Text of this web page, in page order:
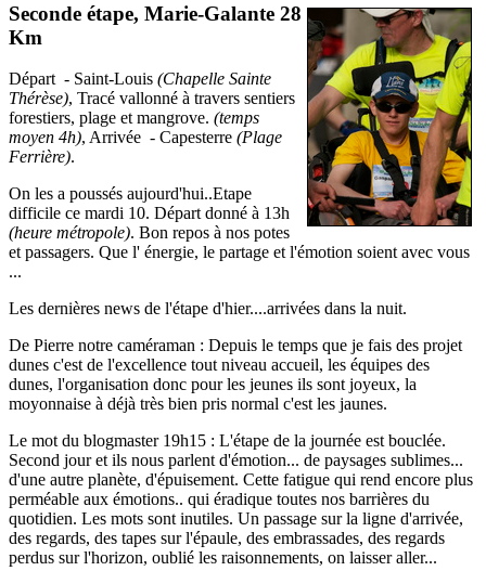
Seconde étape, Marie-Galante 28
Km
Départ - Saint-Louis (Chapelle Sainte
Thérèse), Tracé vallonné à travers sentiers
forestiers, plage et mangrove. (temps
moyen 4h), Arrivée - Capesterre (Plage
Ferrière).
On les a poussés aujourd'hui..Etape
difficile ce mardi 10. Départ donné à 13h
(heure métropole). Bon repos à nos potes
et passagers. Que l' énergie, le partage et l'émotion soient avec vous
...
Les dernières news de l'étape d'hier....arrivées dans la nuit.
De Pierre notre caméraman : Depuis le temps que je fais des projet
dunes c'est de l'excellence tout niveau accueil, les équipes des
dunes, l'organisation donc pour les jeunes ils sont joyeux, la
moyonnaise à déjà très bien pris normal c'est les jaunes.
Le mot du blogmaster 19h15 : L'étape de la journée est bouclée.
Second jour et ils nous parlent d'émotion... de paysages sublimes...
d'une autre planète, d'épuisement. Cette fatigue qui rend encore plus
perméable aux émotions.. qui éradique toutes nos barrières du
quotidien. Les mots sont inutiles. Un passage sur la ligne d'arrivée,
des regards, des tapes sur l'épaule, des embrassades, des regards
perdus sur l'horizon, oublié les raisonnements, on laisser aller...